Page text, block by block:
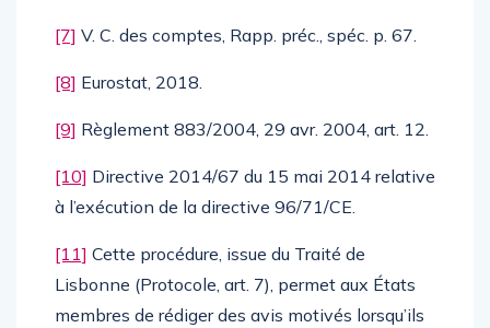
[7] V. C. des comptes, Rapp. préc., spéc. p. 67.
[8] Eurostat, 2018.
[9] Règlement 883/2004, 29 avr. 2004, art. 12.
[10] Directive 2014/67 du 15 mai 2014 relative
à l’exécution de la directive 96/71/CE.
[11] Cette procédure, issue du Traité de
Lisbonne (Protocole, art. 7), permet aux États
membres de rédiger des avis motivés lorsqu’ils